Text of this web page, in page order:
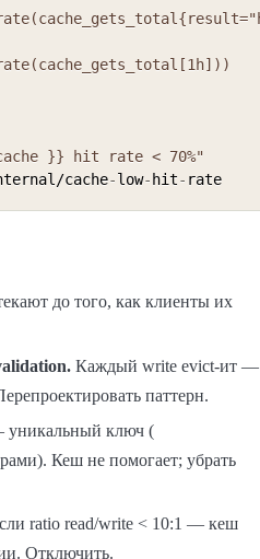
}} hit rate < 70%"
cache-low- hit-
до того, как клиенты их
Каждый write evict-ит —
паттерн.
ключ (
Кеш не помогает; убрать
ratio read/write < 10:1 — кеш
Отключить.